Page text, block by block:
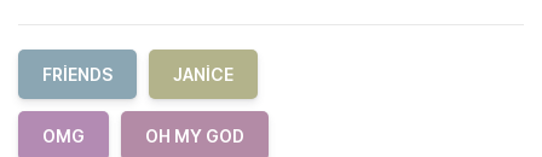
FRIENDS JANICE
OMG OH MY GOD